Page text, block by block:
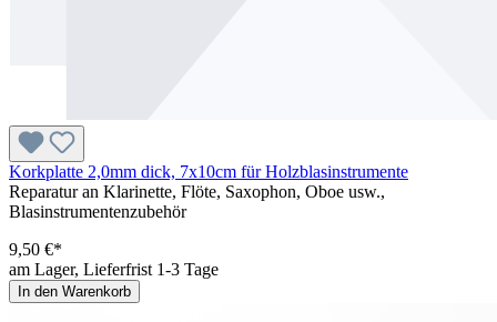
Korkplatte 2,0mm dick, 7x10cm für Holzblasinstrumente
Reparatur an Klarinette, Flöte, Saxophon, Oboe usw.,
Blasinstrumentenzubehör
9,50 €*
am Lager, Lieferfrist 1-3 Tage
In den Warenkorb